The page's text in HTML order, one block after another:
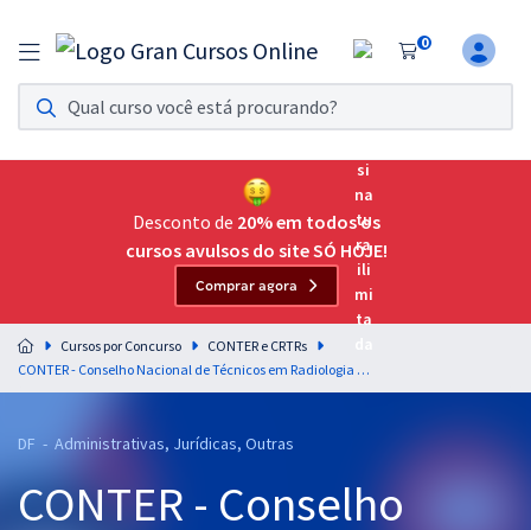
0
Assinatura Ilimitada 11
Acesso a todos os cursos. Teste grátis por 7 dias!
Assinatura OAB Até Passar
Acesso ilimitado a toda preparação para o Exame da
Residências Multiprofissionais
Preparação completa e intensiva para as principais
residências em saúde do Brasil
Cursos 20% OFF
Desconto de 20% em todos os
cursos avulsos do site SÓ HOJE!
Comprar agora
Cursos por Concurso
CONTER e CRTRs
CONTER - Conselho Nacional de Técnicos em Radiologia - Raciocínio Lógico e Matemática - Professor: Marcelo Leite (Pós-edital)
DF - Administrativas, Jurídicas, Outras
CONTER - Conselho